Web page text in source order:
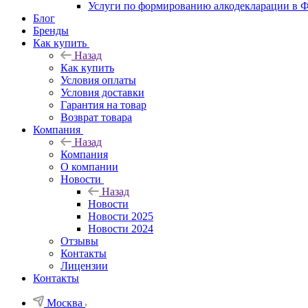
Услуги по формированию алкодекларации в
Блог
Бренды
Как купить
Назад
Как купить
Условия оплаты
Условия доставки
Гарантия на товар
Возврат товара
Компания
Назад
Компания
О компании
Новости
Назад
Новости
Новости 2025
Новости 2024
Отзывы
Контакты
Лицензии
Контакты
Москва